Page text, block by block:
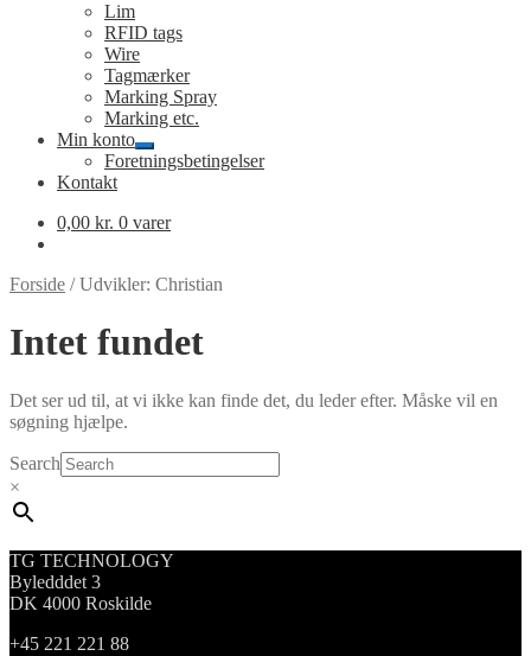
Udfold
undermenu
Lim
RFID tags
Wire
Tagmærker
Marking Spray
Marking etc.
Min konto
Udfold
undermenu
Foretningsbetingelser
Kontakt
0,00 kr. 0 varer
Forside /Udvikler: Christian
Intet fundet
Det ser ud til, at vi ikke kan finde det, du leder efter. Måske vil en
søgning hjælpe.
Search
×
TG TECHNOLOGY
Byledddet 3
DK 4000 Roskilde
+45 221 221 88